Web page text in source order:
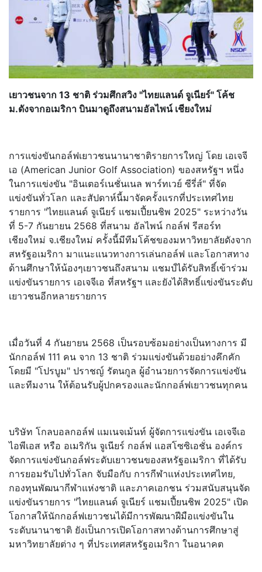
เยาวชนจาก 13 ชาติ ร่วมศึกสวิง "ไทยแลนด์ จูเนียร์" โค้ช
ม.ดังจากอเมริกา บินมาดูถึงสนามอัลไพน์ เชียงใหม่
การแข่งขันกอล์ฟเยาวชนนานาชาติรายการใหญ่ โดย เอเจจี
เอ (American Junior Golf Association) ของสหรัฐฯ หนึ่ง
ในการแข่งขัน "อินเตอร์เนชั่นเนล พาร์ทเวย์ ซีรี่ส์" ที่จัด
แข่งขันทั่วโลก และสัปดาห์นี้มาจัดครั้งแรกที่ประเทศไทย
รายการ "ไทยแลนด์ จูเนียร์ แชมเปี้ยนชิพ 2025" ระหว่างวัน
ที่ 5-7 กันยายน 2568 ที่สนาม อัลไพน์ กอล์ฟ รีสอร์ท
เชียงใหม่ จ.เชียงใหม่ ครั้งนี้มีทีมโค้ชของมหาวิทยาลัยดังจาก
สหรัฐอเมริกา มาแนะแนวทางการเล่นกอล์ฟ และโอกาสทาง
ด้านศึกษาให้น้องๆเยาวชนถึงสนาม แชมป์ได้รับสิทธิ์เข้าร่วม
แข่งขันรายการ เอเจจีเอ ที่สหรัฐฯ และยังได้สิทธิ์แข่งขันระดับ
เยาวชนอีกหลายรายการ
เมื่อวันที่ 4 กันยายน 2568 เป็นรอบซ้อมอย่างเป็นทางการ มี
นักกอล์ฟ 111 คน จาก 13 ชาติ ร่วมแข่งขันด้วยอย่างคึกคัก
โดยมี "โปรบูม" ปราชญ์ รัตนกูล ผู้อำนวยการจัดการแข่งขัน
และทีมงาน ให้ต้อนรับผู้ปกครองและนักกอล์ฟเยาวชนทุกคน
บริษัท โกลบอลกอล์ฟ แมเนจเม้นท์ ผู้จัดการแข่งขัน เอเจจีเอ
ไอพีเอส หรือ อเมริกัน จูเนียร์ กอล์ฟ แอสโซซิเอชั่น องค์กร
จัดการแข่งขันกอล์ฟระดับเยาวชนของสหรัฐอเมริกา ที่ได้รับ
การยอมรับไปทั่วโลก จับมือกับ การกีฬาแห่งประเทศไทย,
กองทุนพัฒนากีฬาแห่งชาติ และภาคเอกชน ร่วมสนับสนุนจัด
แข่งขันรายการ "ไทยแลนด์ จูเนียร์ แชมเปี้ยนชิพ 2025" เปิด
โอกาสให้นักกอล์ฟเยาวชนได้มีการพัฒนาฝีมือแข่งขันใน
ระดับนานาชาติ ยังเป็นการเปิดโอกาสทางด้านการศึกษาสู่
มหาวิทยาลัยต่าง ๆ ที่ประเทศสหรัฐอเมริกา ในอนาคต